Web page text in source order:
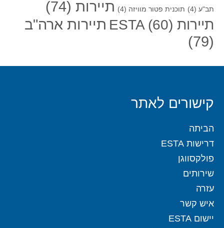
תב"ע (4) תוכנית פטור מוויזה (4) תיירות (74)
תיירות ESTA (60)
תיירות ארה"ב
(79)
קישורים לאתר
הביתה
דרישות ESTA
פולקסווגן
שירותים
עזרה
איש קשר
יישום ESTA